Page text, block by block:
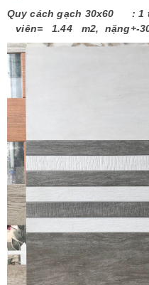
Quycách gạch 30x60 :1
viên= 1.44 m2, nặng+-